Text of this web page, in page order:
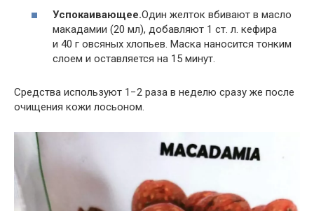
Успокаивающее.Один желток вбивают в масло
макадамии (20 мл), добавляют 1 ст. л. кефира
и 40 г овсяных хлопьев. Маска наносится тонким
слоем и оставляется на 15 минут.
Средства используют 1−2 раза в неделю сразу же после
очищения кожи лосьоном.